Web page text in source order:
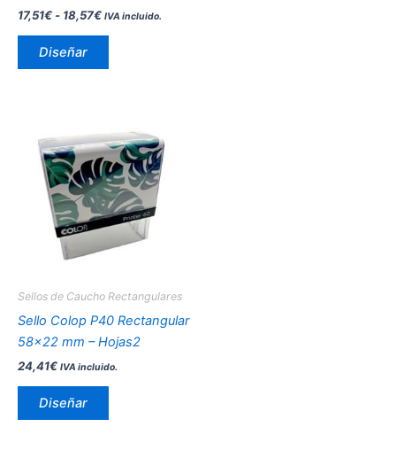
17,51€ - 18,57€ IVA incluido.
Diseñar
de
Sellos de Caucho Rectangulares
Sello Colop P40 Rectangular
58×22 mm – Hojas2
24,41€ IVA incluido.
Diseñar
producto
tiene
múltiples
variantes.
Las
opciones
en
la
página